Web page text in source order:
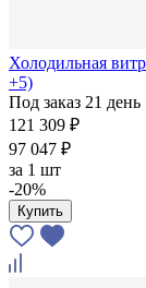
Холодильная
+5)
Под заказ 21 день
121 309 ₽
97 047 ₽
за 1 шт
-20%
Купить